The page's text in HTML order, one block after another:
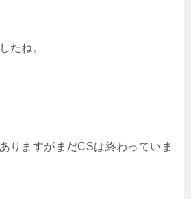
たね。
りますがまだCSは終わっていま